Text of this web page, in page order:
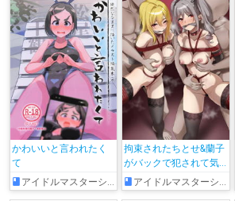
かわいいと言われたく
て
アイドルマスターシンデレラガールズ
拘束されたちとせ&蘭子
がバックで犯されて気
持ちよくなっちゃう!!
アイドルマスターシンデレラガールズ